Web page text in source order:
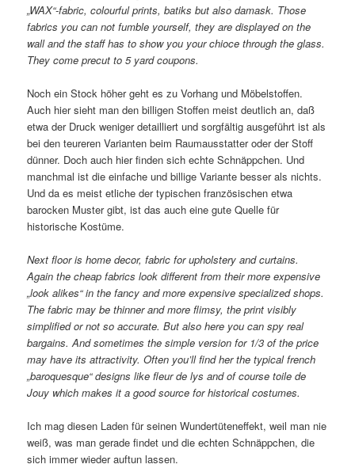
„WAX“-fabric, colourful prints, batiks but also damask. Those
fabrics you can not fumble yourself, they are displayed on the
wall and the staff has to show you your chioce through the glass.
They come precut to 5 yard coupons.
Noch ein Stock höher geht es zu Vorhang und Möbelstoffen.
Auch hier sieht man den billigen Stoffen meist deutlich an, daß
etwa der Druck weniger detailliert und sorgfältig ausgeführt ist als
bei den teureren Varianten beim Raumausstatter oder der Stoff
dünner. Doch auch hier finden sich echte Schnäppchen. Und
manchmal ist die einfache und billige Variante besser als nichts.
Und da es meist etliche der typischen französischen etwa
barocken Muster gibt, ist das auch eine gute Quelle für
historische Kostüme.
Next floor is home decor, fabric for upholstery and curtains.
Again the cheap fabrics look different from their more expensive
„look alikes“ in the fancy and more expensive specialized shops.
The fabric may be thinner and more flimsy, the print visibly
simplified or not so accurate. But also here you can spy real
bargains. And sometimes the simple version for 1/3 of the price
may have its attractivity. Often you’ll find her the typical french
„baroquesque“ designs like fleur de lys and of course toile de
Jouy which makes it a good source for historical costumes.
Ich mag diesen Laden für seinen Wundertüteneffekt, weil man nie
weiß, was man gerade findet und die echten Schnäppchen, die
sich immer wieder auftun lassen.